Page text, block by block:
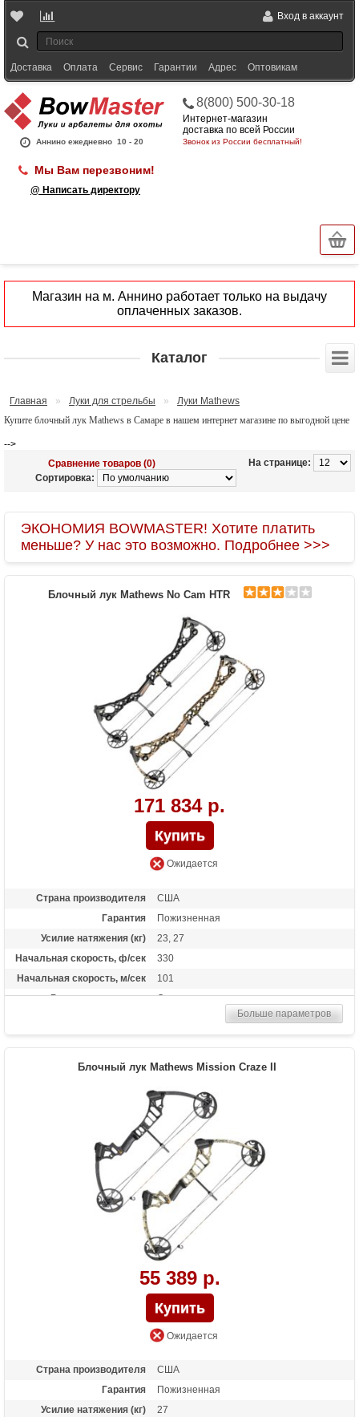
Вход в аккаунт
Доставка Оплата Сервис Гарантии Адрес Оптовикам
Аннино ежедневно 10 - 20
8(800) 500-30-18
Интернет-магазин
доставка по всей России
Звонок из России бесплатный!
Мы Вам перезвоним!
@ Написать директору
Магазин на м. Аннино работает только на выдачу
оплаченных заказов.
Каталог
Главная » Луки для стрельбы »
Луки Mathews
Купите блочный лук Mathews в Самаре в нашем интернет магазине по выгодной цене
-->
На странице:
Сравнение товаров (0)
Сортировка:
ЭКОНОМИЯ BOWMASTER! Хотите платить
меньше? У нас это возможно. Подробнее >>>
Блочный лук Mathews No Cam HTR
171 834 р.
Ожидается
Страна производителя
США
Гарантия
Пожизненная
Усилие натяжения (кг)
23, 27
Начальная скорость, ф/сек
330
Начальная скорость, м/сек
101
Рекомендуется для
Опытных
Длина растяжки
24 - 30
1.87
Назначение
Развлечение, охота
Больше параметров
Блочный лук Mathews Mission Craze II
55 389 р.
Ожидается
Страна производителя
США
Гарантия
Пожизненная
Усилие натяжения (кг)
27